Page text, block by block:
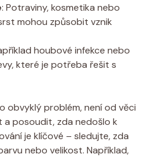
: Potraviny, kosmetika nebo
mohou způsobit vznik
houbové infekce nebo
které je potřeba řešit s
obvyklý problém, není od věci
a posoudit, zda nedošlo k
je klíčové – sledujte, zda
nebo velikost. Například,